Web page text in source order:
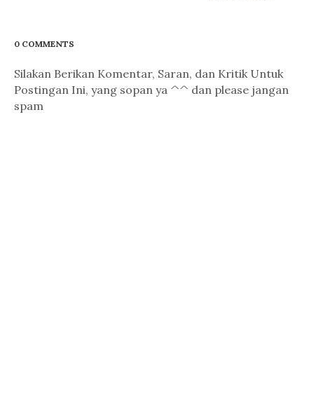
0 COMMENTS
Silakan Berikan Komentar, Saran, dan Kritik Untuk
Postingan Ini, yang sopan ya ^^ dan please jangan
spam